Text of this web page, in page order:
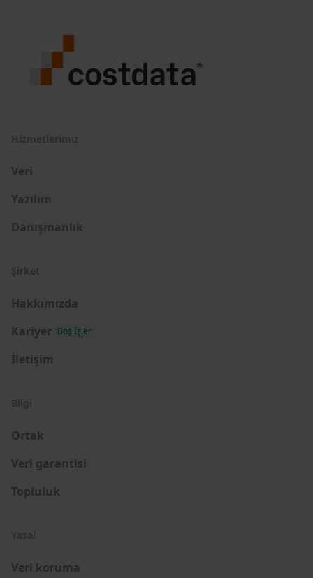
Hizmetlerimiz
Veri
Yazılım
Danışmanlık
Şirket
Hakkımızda
Kariyer Boş İşler
İletişim
Bilgi
Ortak
Veri garantisi
Topluluk
Yasal
Veri koruma